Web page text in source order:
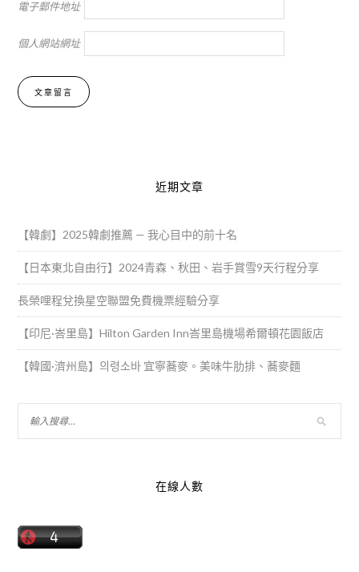
電子郵件地址
個人網站網址
近期文章
【韓劇】2025韓劇推薦 — 我心目中的前十名
【日本東北自由行】2024青森、秋田、岩手賞雪9天行程分享
長榮哩程兌換星空聯盟免費機票經驗分享
【印尼·峇里島】Hilton Garden Inn峇里島機場希爾頓花園飯店
【韓國·濟州島】의령소바 宜寧蕎麥。美味牛肋排、蕎麥麵
在線人數